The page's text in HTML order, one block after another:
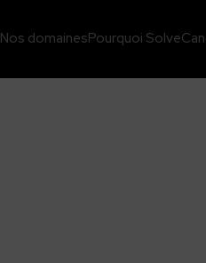
Nos domainesPourquoi Solve